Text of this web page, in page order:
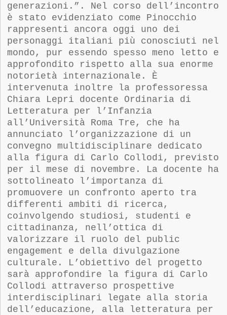
generazioni.”. Nel corso dell’incontro
è stato evidenziato come Pinocchio
rappresenti ancora oggi uno dei
personaggi italiani più conosciuti nel
mondo, pur essendo spesso meno letto e
approfondito rispetto alla sua enorme
notorietà internazionale. È
intervenuta inoltre la professoressa
Chiara Lepri d ocente Ordinaria di
Letteratura per l’Infanzia
all’Università Roma Tre, che ha
annunciato l’organizzazione di un
convegno multidisciplinare dedicato
alla figura di Carlo Collodi, previsto
per il mese di novembre. La docente ha
sottolineato l’importanza di
promuovere un confronto aperto tra
differenti ambiti di ricerca,
coinvolgendo studiosi, studenti e
cittadinanza, nell’ottica di
valorizzare il ruolo del public
engagement e della divulgazione
culturale. L’obiettivo del progetto
sarà approfondire la figura di Carlo
Collodi attraverso prospettive
interdisciplinari legate alla storia
dell’educazione, alla letteratura per